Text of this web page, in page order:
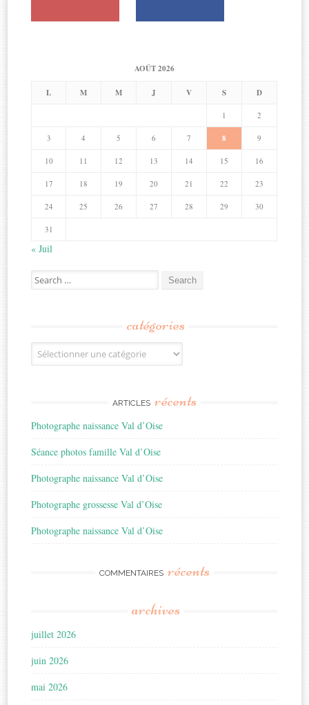
AOÛT 2026
L M M J V S D
1 2
3 4 5 6 7 8 9
10 11 12 13 14 15 16
17 18 19 20 21 22 23
24 25 26 27 28 29 30
31
« Juil
Search
for:
catégories
Catégories
ARTICLES récents
Photographe naissance Val d’Oise
Séance photos famille Val d’Oise
Photographe naissance Val d’Oise
Photographe grossesse Val d’Oise
Photographe naissance Val d’Oise
COMMENTAIRES récents
archives
juillet 2026
juin 2026
mai 2026